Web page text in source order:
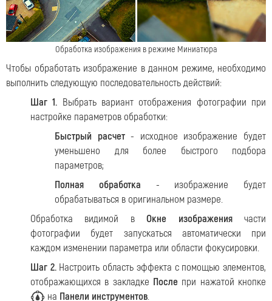
Обработка изображения в режиме Миниатюра
Чтобы обработать изображение в данном режиме, необходимо
выполнить следующую последовательность действий:
Шаг 1. Выбрать вариант отображения фотографии при
настройке параметров обработки:
Быстрый расчет- исходное изображение будет
уменьшено для более быстрого подбора
параметров;
Полная обработка - изображение будет
обрабатываться в оригинальном размере.
Обработка видимой вОкне изображениячасти
фотографии будет запускаться автоматически при
каждом изменении параметра или области фокусировки.
Шаг 2.Настроить область эффекта с помощью элементов,
отображающихся в закладке После при нажатой кнопке
на Панели инструментов.